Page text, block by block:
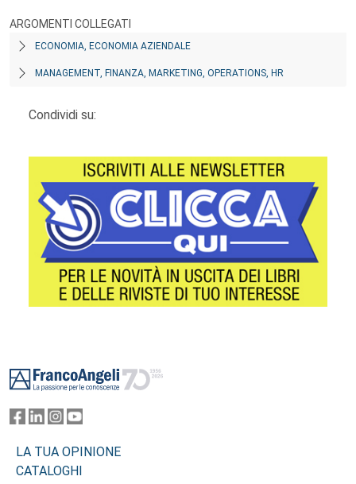
ARGOMENTI COLLEGATI
ECONOMIA, ECONOMIA AZIENDALE
MANAGEMENT, FINANZA, MARKETING, OPERATIONS, HR
Condividi su:
LA TUA OPINIONE
CATALOGHI